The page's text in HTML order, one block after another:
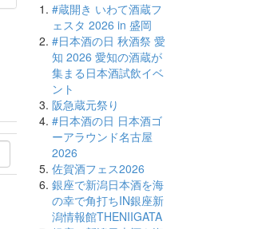
#蔵開き いわて酒蔵フ
ェスタ 2026 in 盛岡
#日本酒の日 秋酒祭 愛
知 2026 愛知の酒蔵が
集まる日本酒試飲イベ
ント
阪急蔵元祭り
#日本酒の日 日本酒ゴ
ーアラウンド名古屋
2026
佐賀酒フェス2026
銀座で新潟日本酒を海
の幸で角打ちIN銀座新
潟情報館THENIIGATA